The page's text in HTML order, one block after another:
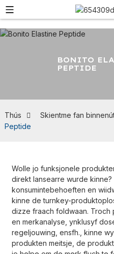
BONITO
PEPTIDE
Thús Skientme fan
Peptide
Wolle jo funksjonele
direkt lansearre wurde
konsumintebehoeften en
kinne de turnkey-
dizze fraach foldwaan.
en merkanalyse, ynklusyf
regeljouwing, ensfh., kinne
produkten meitsje, de